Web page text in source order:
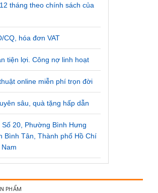
tháng theo chính sách của
CQ, hóa đơn VAT
tiện lợi. Công nợ linh hoạt
online miễn phí trọn đời
sâu, quà tặng hấp dẫn
20, Phường Bình Hưng
Bình Tân, Thành phố Hồ Chí
PHẨM